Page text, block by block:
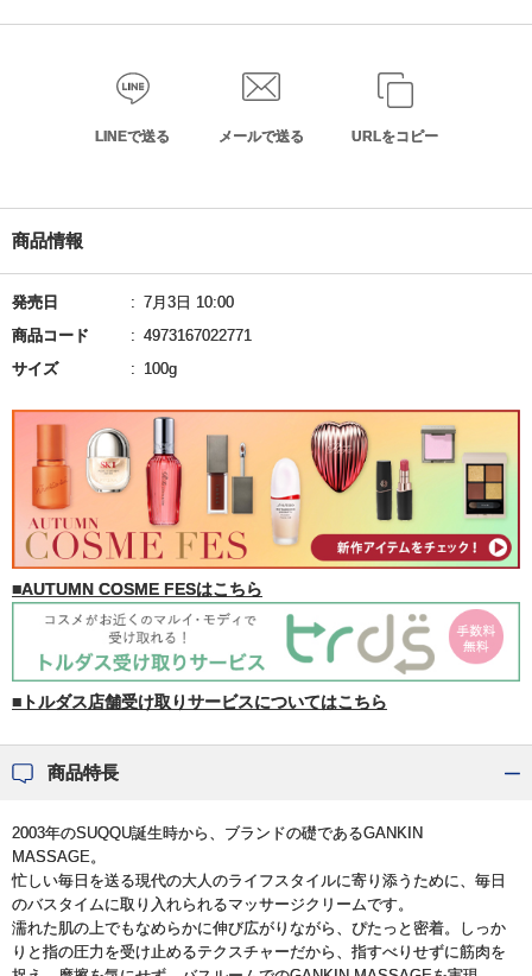
LINEで送る メールで送る URLをコピー
商品情報
発売日
7月3日 10:00
商品コード
4973167022771
サイズ
100g
■AUTUMN COSME FESはこちら
■トルダス店舗受け取りサービスについてはこちら
商品特長
2003年のSUQQU誕生時から、ブランドの礎であるGANKIN
MASSAGE。
忙しい毎日を送る現代の大人のライフスタイルに寄り添うために、毎日
のバスタイムに取り入れられるマッサージクリームです。
濡れた肌の上でもなめらかに伸び広がりながら、ぴたっと密着。しっか
りと指の圧力を受け止めるテクスチャーだから、指すべりせずに筋肉を